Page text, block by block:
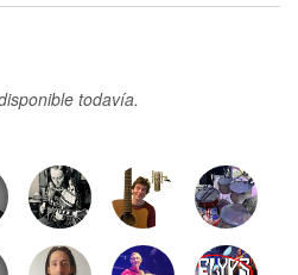
todavía.